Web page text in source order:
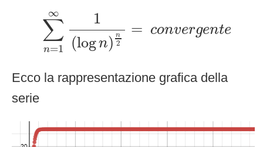
∞
∑
n=1
1
(logn) n
2
= convergente
∑n 1
Ecco la rappresentazione grafica della
serie